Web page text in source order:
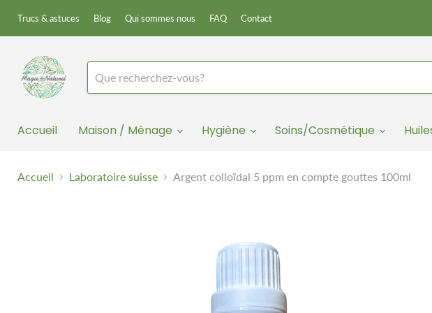
Trucs & astuces Blog Qui sommes nous FAQ Contact
Accueil Maison / Ménage Hygiène Soins/Cosmétique
Accueil Laboratoire suisse Argent colloïdal 5 ppm en compte gouttes 100ml